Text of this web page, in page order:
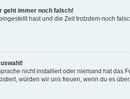
geht immer noch falsch!
hast und die Zeit trotzdem noch
nicht installiert oder niemand hat
würden wir uns freuen, wenn du es